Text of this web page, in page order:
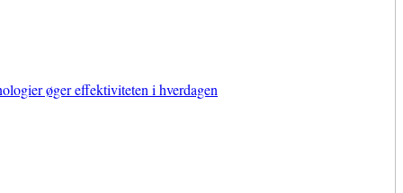
øger effektiviteten i hverdagen